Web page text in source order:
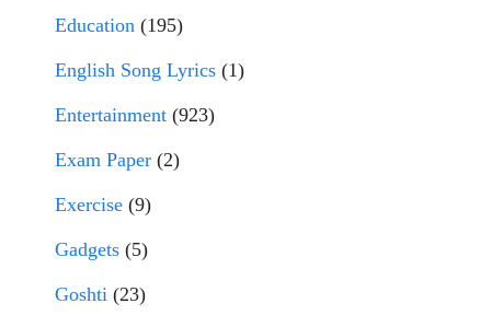
Education (195)
English Song Lyrics (1)
Entertainment (923)
Exam Paper (2)
Exercise (9)
Gadgets (5)
Goshti (23)